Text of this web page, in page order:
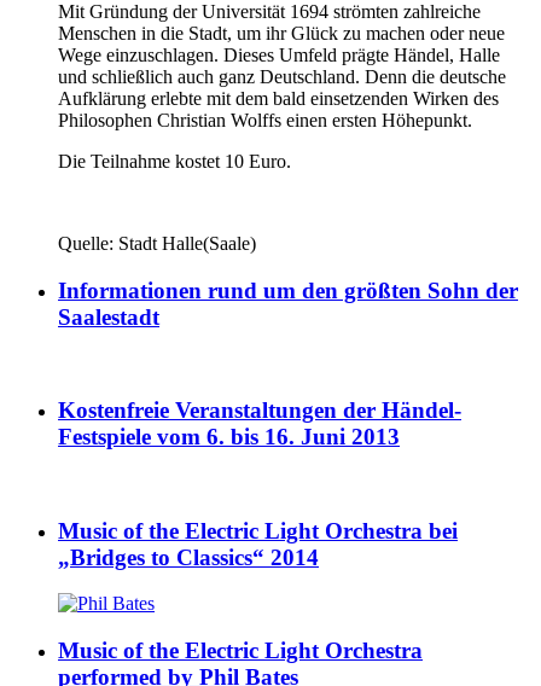
Mit Gründung der Universität 1694 strömten zahlreiche
Menschen in die Stadt, um ihr Glück zu machen oder neue
Wege einzuschlagen. Dieses Umfeld prägte Händel, Halle
und schließlich auch ganz Deutschland. Denn die deutsche
Aufklärung erlebte mit dem bald einsetzenden Wirken des
Philosophen Christian Wolffs einen ersten Höhepunkt.
Die Teilnahme kostet 10 Euro.
Quelle: Stadt Halle(Saale)
Informationen rund um den größten Sohn der
Saalestadt
Kostenfreie Veranstaltungen der Händel-
Festspiele vom 6. bis 16. Juni 2013
Music of the Electric Light Orchestra bei
„Bridges to Classics“ 2014
Music of the Electric Light Orchestra
performed by Phil Bates